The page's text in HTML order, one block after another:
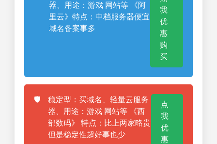
器、用途：游戏 网站等 《阿
里云》特点：中档服务器便宜
域名备案事多
我
优
惠
购
买
🛡️
稳定型：买域名、轻量云服务
器、用途：游戏 网站等 《西
部数码》 特点：比上两家略贵
但是稳定性超好事也少
点
我
优
惠